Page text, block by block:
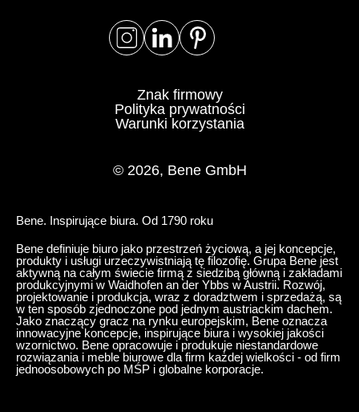
© 2026, Bene GmbH
Znak firmowy
Polityka prywatności
Warunki korzystania
Bene. Inspirujące biura. Od 1790 roku
Bene definiuje biuro jako przestrzeń życiową, a jej koncepcje,
produkty i usługi urzeczywistniają tę filozofię. Grupa Bene jest
aktywną na całym świecie firmą z siedzibą główną i zakładami
produkcyjnymi w Waidhofen an der Ybbs w Austrii. Rozwój,
projektowanie i produkcja, wraz z doradztwem i sprzedażą, są
w ten sposób zjednoczone pod jednym austriackim dachem.
Jako znaczący gracz na rynku europejskim, Bene oznacza
innowacyjne koncepcje, inspirujące biura i wysokiej jakości
wzornictwo. Bene opracowuje i produkuje niestandardowe
rozwiązania i meble biurowe dla firm każdej wielkości - od firm
jednoosobowych po MŚP i globalne korporacje.